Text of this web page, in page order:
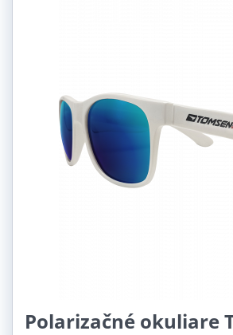
Polarizačné okuliare